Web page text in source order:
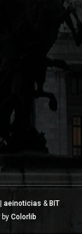
aeinoticias & BIT
by Colorlib